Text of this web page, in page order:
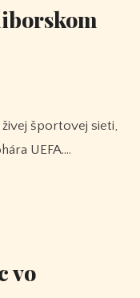
UEFA.…
vo